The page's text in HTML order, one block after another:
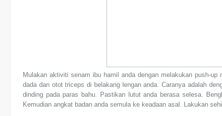
Mulakan aktiviti senam ibu hamil anda dengan melakukan push-
dada dan otot triceps di belakang lengan anda. Caranya adalah
dinding pada paras bahu. Pastikan lutut anda berasa selesa.
Kemudian angkat badan anda semula ke keadaan asal. Lakukan